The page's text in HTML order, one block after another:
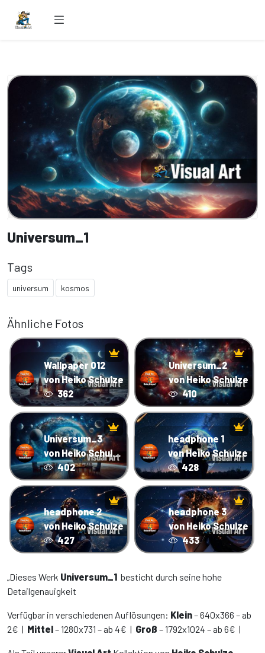
Universum_1
Tags
universum kosmos
Ähnliche Fotos
Wallpaper 012
von Heiko Schulze
362
Universum_2
von Heiko Schulze
410
Universum_3
von Heiko Schulze
402
headphone 1
von Heiko Schulze
428
headphone 2
von Heiko Schulze
427
headphone 3
von Heiko Schulze
433
„Dieses Werk Universum_1 besticht durch seine hohe
Detailgenauigkeit
Verfügbar in verschiedenen Auflösungen: Klein– 640x366 – ab
2€ | Mittel– 1280x731 – ab 4€ | Groß – 1792x1024 – ab 6€ |